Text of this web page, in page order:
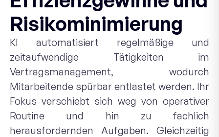
Risikominimierung
KI automatisiert regelmäßige und
zeitaufwendige Tätigkeiten im
Vertragsmanagement, wodurch
Mitarbeitende spürbar entlastet werden. Ihr
Fokus verschiebt sich weg von operativer
Routine und hin zu fachlich
herausfordernden Aufgaben. Gleichzeitig